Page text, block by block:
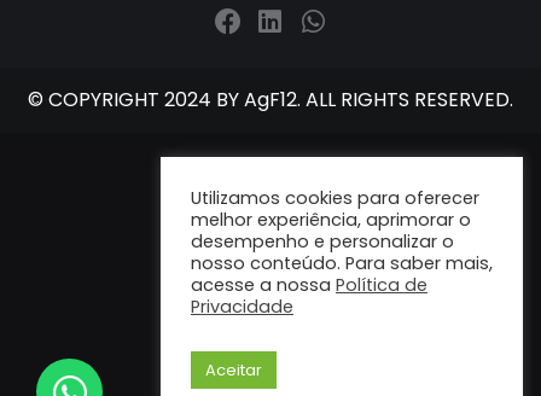
© COPYRIGHT 2024 BY AgF12. ALL RIGHTS RESERVED.
Utilizamos cookies para oferecer
melhor experiência, aprimorar o
desempenho e personalizar o
nosso conteúdo. Para saber mais,
acesse a nossa Política de
Privacidade
Aceitar